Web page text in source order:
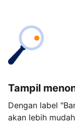
Tampil
Dengan label
akan lebih